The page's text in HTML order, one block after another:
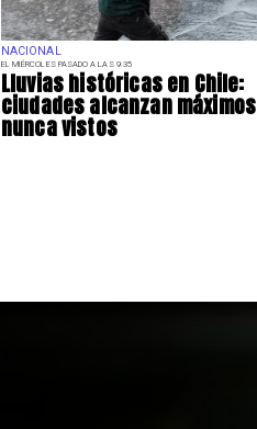
NACIONAL
EL MIÉRCOLES PASADO A LAS 9:35
Lluvias históricas en Chile:
ciudades alcanzan máximos
nunca vistos